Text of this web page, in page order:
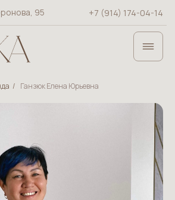
95 +7 (914) 174-04-14
/ Ганзюк Елена Юрьевна
×